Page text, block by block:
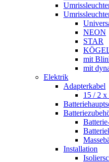
NEON
STAR
mit
mit
Elektrik
Adapterkabel
15 / 2
Installation